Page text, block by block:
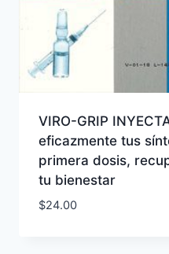
VIRO-GRIP
eficazmente tus
primera dosis,
tu bienestar
$24.00